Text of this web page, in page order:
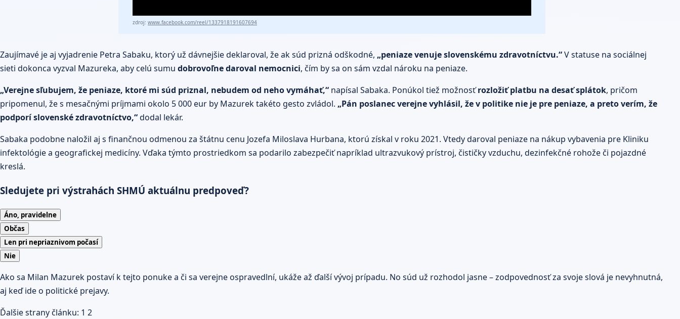
zdroj: www.facebook.com/reel/1337918191607694
Zaujímavé je aj vyjadrenie Petra Sabaku, ktorý už dávnejšie deklaroval, že ak súd prizná odškodné, „peniaze venuje slovenskému zdravotníctvu.“V statuse na sociálnej
sieti dokonca vyzval Mazureka, aby celú sumu dobrovoľne daroval nemocnici, čím by sa on sám vzdal nároku na peniaze.
„Verejne sľubujem, že peniaze, ktoré mi súd priznal, nebudem od neho vymáhať,“ napísal Sabaka. Ponúkol tiež možnosťrozložiť platbu na desať splátok, pričom
pripomenul, že s mesačnými príjmami okolo 5 000 eur by Mazurek takéto gesto zvládol. „Pán poslanec verejne vyhlásil, že v politike nie je pre peniaze, a preto verím, že
podporí slovenské zdravotníctvo,“dodal lekár.
Sabaka podobne naložil aj s finančnou odmenou za štátnu cenu Jozefa Miloslava Hurbana, ktorú získal v roku 2021. Vtedy daroval peniaze na nákup vybavenia pre Kliniku
infektológie a geografickej medicíny. Vďaka týmto prostriedkom sa podarilo zabezpečiť napríklad ultrazvukový prístroj, čističky vzduchu, dezinfekčné rohože či pojazdné
kreslá.
Sledujete pri výstrahách SHMÚ aktuálnu predpoveď?
Áno, pravidelne
Občas
Len pri nepriaznivom počasí
Nie
Ako sa Milan Mazurek postaví k tejto ponuke a či sa verejne ospravedlní, ukáže až ďalší vývoj prípadu. No súd už rozhodol jasne – zodpovednosť za svoje slová je nevyhnutná,
aj keď ide o politické prejavy.
Ďalšie strany článku: 1 2